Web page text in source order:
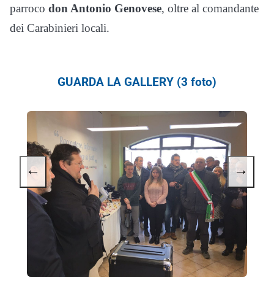
parroco don Antonio Genovese, oltre al comandante
dei Carabinieri locali.
GUARDA LA GALLERY (3 foto)
← →